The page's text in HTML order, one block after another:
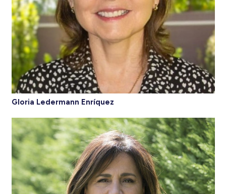
Gloria Ledermann Enríquez